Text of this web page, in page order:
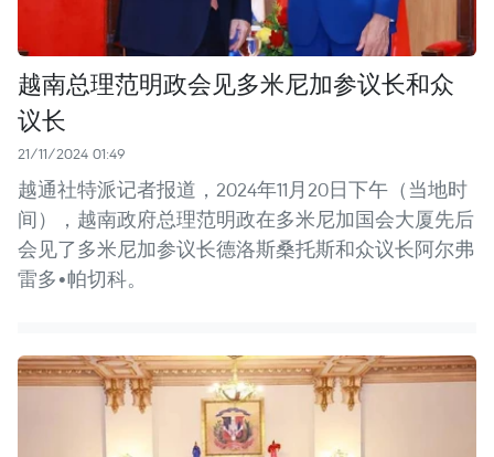
越南总理范明政会见多米尼加参议长和众
议长
21/11/2024 01:49
越通社特派记者报道，2024年11月20日下午（当地时
间），越南政府总理范明政在多米尼加国会大厦先后
会见了多米尼加参议长德洛斯桑托斯和众议长阿尔弗
雷多•帕切科。